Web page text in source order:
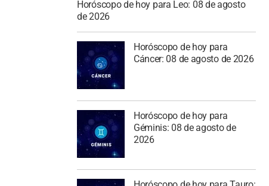
Horóscopo de hoy para Leo: 08 de agosto
de 2026
Horóscopo de hoy para
Cáncer: 08 de agosto de 2026
Horóscopo de hoy para
Géminis: 08 de agosto de
2026